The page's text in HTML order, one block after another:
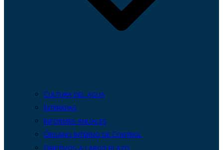
Cultura del agua
Interapas
Informes anuales
Órgano Interno de Control
Objetivos a largo plazo